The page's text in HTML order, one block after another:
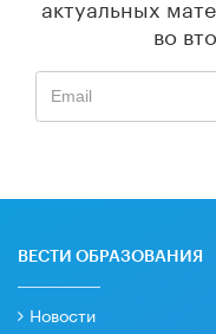
во
ВЕСТИ ОБРАЗОВАНИЯ
Новости